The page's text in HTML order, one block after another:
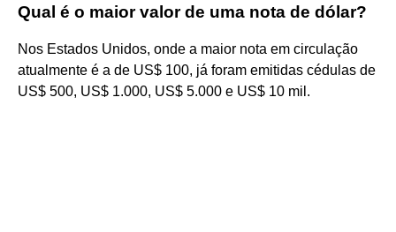
Qual é o maior valor de uma nota de dólar?
Nos Estados Unidos, onde a maior nota em circulação
atualmente é a de US$ 100, já foram emitidas cédulas de
US$ 500, US$ 1.000, US$ 5.000 e US$ 10 mil.